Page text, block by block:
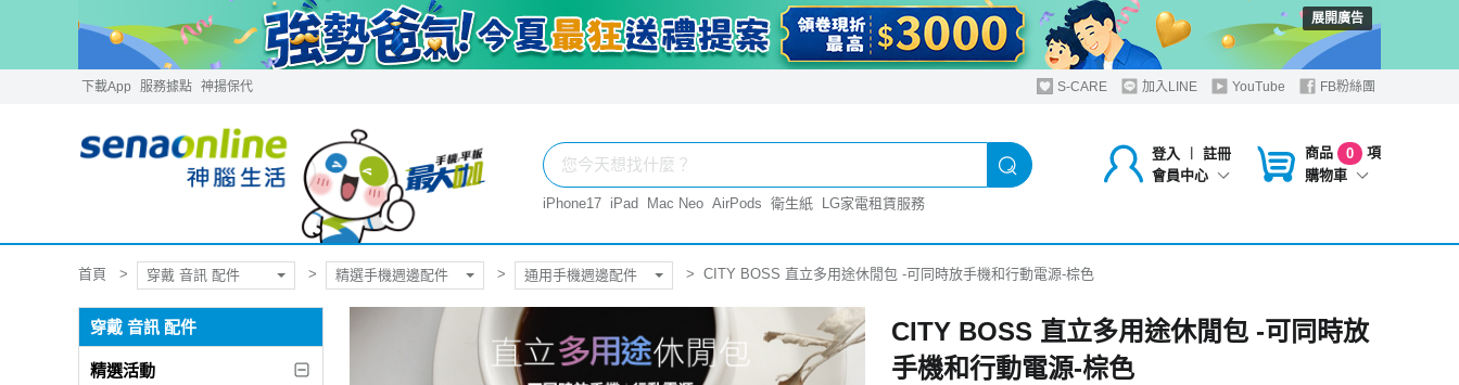
展開廣告
下載App 服務據點 神揚保代 S-CARE 加入LINE YouTube FB粉絲團
登入 ︱
註冊
會員中心
商品 0
項
購物車
iPhone17 iPad Mac Neo AirPods 衛生紙 LG家電租賃服務
首頁 穿戴 音訊 配件 精選手機週邊配件 通用手機週邊配件 CITY BOSS 直立多用途休閒包 -可同時放手機和行動電源-棕色
穿戴 音訊 配件
精選活動
CITY BOSS 直立多用途休閒包 -可同時放
手機和行動電源-棕色